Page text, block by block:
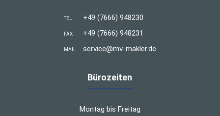
TEL +49 (7666) 948230
FAX +49 (7666) 948231
MAIL service@mv-makler.de
Bürozeiten
Montag bis Freitag